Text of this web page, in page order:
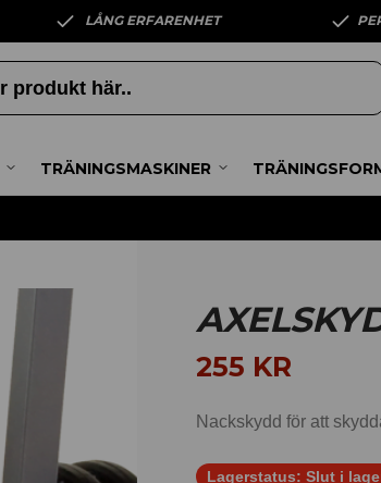
LÅNG ERFARENHET
TRÄNINGSMASKINER
255 KR
Nackskydd för att
Lagerstatus: Slut i